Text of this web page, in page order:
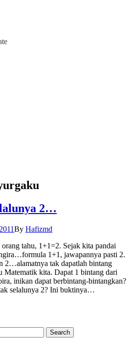
2…
By Hafizmd
orang tahu, 1+1=2. Sejak kita pandai
1+1, jawapannya pasti 2.
2…alamatnya tak dapatlah bintang
Matematik kita. Dapat 1 bintang dari
inikan dapat berbintang-bintangkan?
selalunya 2? Ini buktinya…